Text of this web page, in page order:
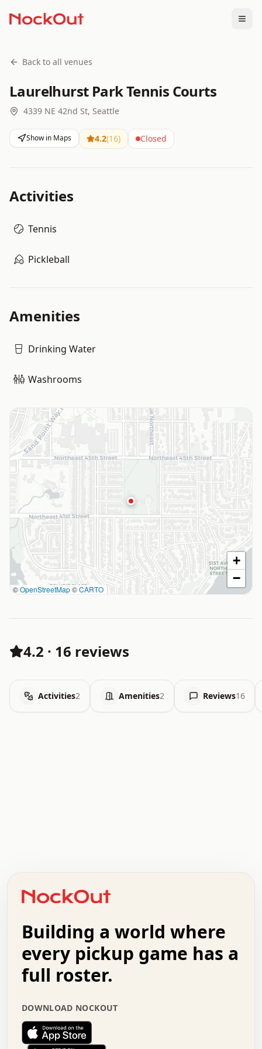
Back to all venues
Laurelhurst Park Tennis Courts
4339 NE 42nd St, Seattle
Show in Maps 4.2(16) Closed
Activities
Tennis
Pickleball
Amenities
Drinking Water
Washrooms
©OpenStreetMap©CARTO
+
−
4.2 · 16 reviews
Activities2 Amenities2 Reviews16
+   .   .   .   .   .   .   .   .   .   +   .   .
.   .   .   .   .   .   .   .   .   .   .   :   .
.   .   .   .   +   .   .   .   .   .   .   .   +
.   :   .   .   .   .   .   .   .   .   o   .   .
.   .   x   .   .   .   .   .   .   :   .   .   o
.   .   .   .   :   .   .   .   .   o   .   .   .
.   .   .   .   .   .   .   :   .   .   .   .   .
.   .   .   .   .   .   .   +   .   .   x   .   .
.   .   .   .   .   :   +   .   .   .   .   .   o
.   .   .   .   .   .   .   .   .   .   .   .   .
Building a world where
every pickup game has a
full roster.
DOWNLOAD NOCKOUT